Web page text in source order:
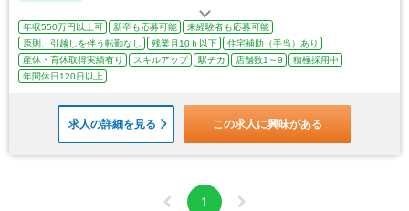
年収550万円以上可 新卒も応募可能
未経験者も応募可能
原則、引越しを伴う転勤なし
残業月10ｈ以下
住宅補助（手当）あり
産休・育休取得実績有り
スキルアップ 駅チカ 店舗数1～9
積極採用中
年間休日120日以上
求人の詳細を見る この求人に興味がある
1